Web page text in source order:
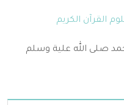
القرآن الكريم
صلى الله علية وسلم